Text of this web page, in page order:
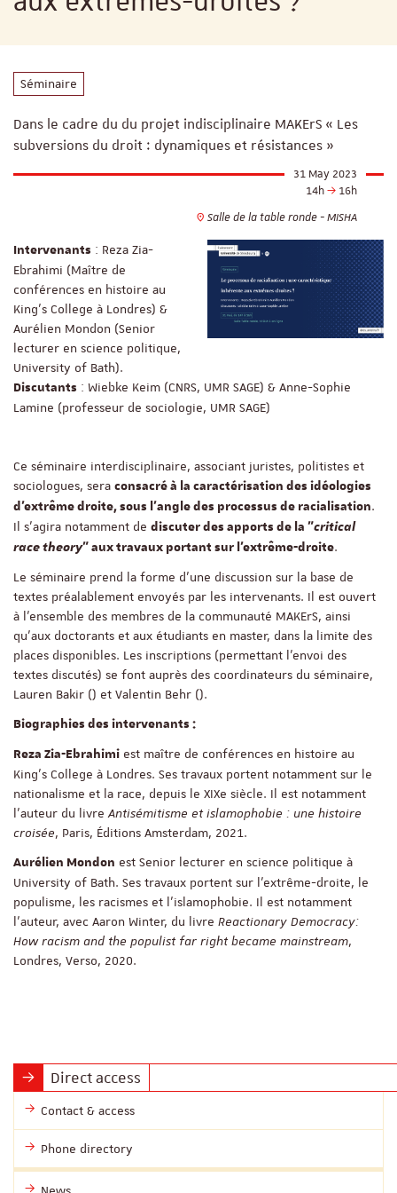
Séminaire
Dans le cadre du du projet indisciplinaire MAKErS « Les
subversions du droit : dynamiques et résistances »
31 May 2023
14h
16h
Salle de la table ronde - MISHA
Intervenants : Reza Zia-
Ebrahimi (Maître de
conférences en histoire au
King’s College à Londres) &
Aurélien Mondon (Senior
lecturer en science politique,
University of Bath).
Discutants : Wiebke Keim (CNRS, UMR SAGE) & Anne-Sophie
Lamine (professeur de sociologie, UMR SAGE)
Ce séminaire interdisciplinaire, associant juristes, politistes et
sociologues, sera consacré à la caractérisation des idéologies
d'extrême droite, sous l'angle des processus de racialisation.
Il s'agira notamment de discuter des apports de la "critical
race theory" aux travaux portant sur l'extrême-droite.
Le séminaire prend la forme d'une discussion sur la base de
textes préalablement envoyés par les intervenants. Il est ouvert
à l’ensemble des membres de la communauté MAKErS, ainsi
qu'aux doctorants et aux étudiants en master, dans la limite des
places disponibles. Les inscriptions (permettant l'envoi des
textes discutés) se font auprès des coordinateurs du séminaire,
Lauren Bakir () et Valentin Behr ().
Biographies des intervenants :
Reza Zia-Ebrahimi est maître de conférences en histoire au
King’s College à Londres. Ses travaux portent notamment sur le
nationalisme et la race, depuis le XIXe siècle. Il est notamment
l'auteur du livreAntisémitisme et islamophobie : une histoire
croisée, Paris, Éditions Amsterdam, 2021.
Aurélien Mondon est Senior lecturer en science politique à
University of Bath. Ses travaux portent sur l'extrême-droite, le
populisme, les racismes et l'islamophobie. Il est notamment
l'auteur, avec Aaron Winter, du livre Reactionary Democracy:
How racism and the populist far right became mainstream,
Londres, Verso, 2020.
Direct access
Contact & access
Phone directory